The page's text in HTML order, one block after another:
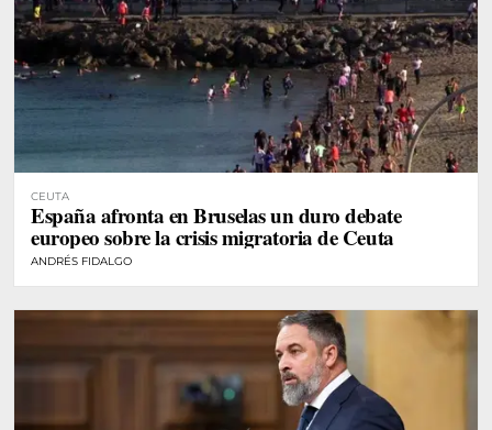
CEUTA
España afronta en Bruselas un duro debate
europeo sobre la crisis migratoria de Ceuta
ANDRÉS FIDALGO